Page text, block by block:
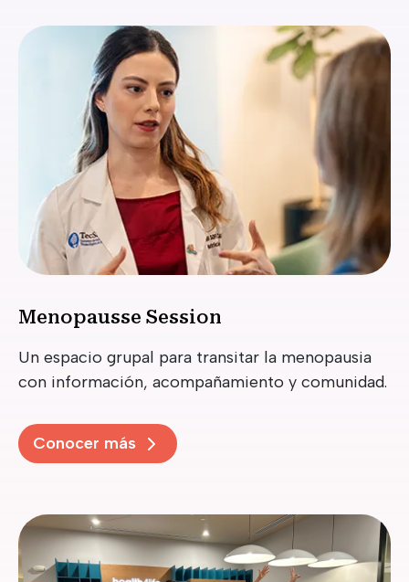
Menopausse Session
Un espacio grupal para transitar la menopausia
con información, acompañamiento y comunidad.
Conocer más